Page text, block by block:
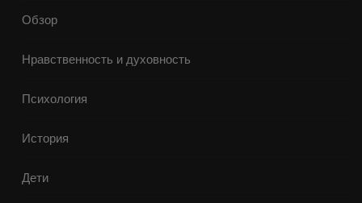
Обзор
Нравственность и духовность
Психология
История
Дети